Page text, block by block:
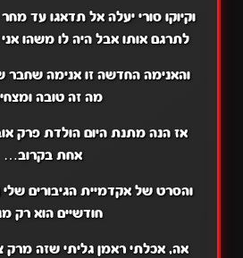
וקיוקו סורי יעלה אל תדאגו עד
לתרגם אותו אבל היה לו משהו
והאנימה החדשה זו אנימה שחבר
מה זה טובה
אז הנה מתנת היום הולדת פרק
אחת בקרוב…
והסרט של אקדמיית הגיבורים שלי
חודשיים הוא רק
אה, אכלתי ראמן גליתי שזה מרק